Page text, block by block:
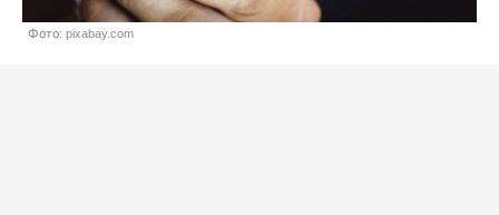
Фото: pixabay.com